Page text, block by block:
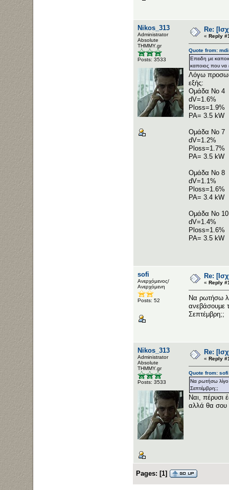
Nikos_313
Administrator
Αbsolute
ΤΗΜΜΥ.gr
Posts: 3533
Re:
« Reply
Quote from:
Επειδη με
καποιος που να
Λόγω
εξής:
Ομάδα No 4
dV=1.6%
Ploss=1.9%
PA= 3.5 kW
Ομάδα No 7
dV=1.2%
Ploss=1.7%
PA= 3.5 kW
Ομάδα No 8
dV=1.1%
Ploss=1.6%
PA= 3.4 kW
Ομάδα No 10
dV=1.4%
Ploss=1.6%
PA= 3.5 kW
sofi
Ανερχόμενος/
Ανερχόμενη
Posts: 52
Re:
« Reply
Να ρωτήσω
ανεβάσουμε
Σεπτέμβρη;;
Nikos_313
Administrator
Αbsolute
ΤΗΜΜΥ.gr
Posts: 3533
Re:
« Reply
Quote from:
Να ρωτήσω λίγο
Σεπτέμβρη;;
Ναι, πέρυσι
αλλά θα σου
Pages: [1]